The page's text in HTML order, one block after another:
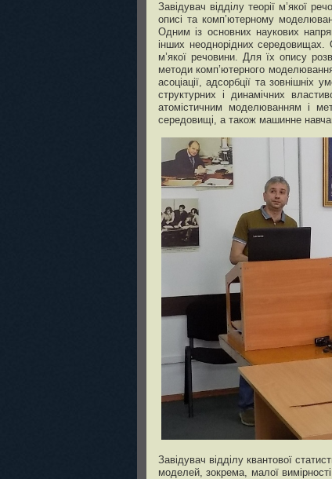
Завідувач відділу теорії м’якої
описі та комп’ютерному
Одним із основних наукових
інших неоднорідних середовищах.
м’якої речовини. Для їх опису
методи комп’ютерного
асоціації, адсорбції та
структурних і динамічних
атомістичним моделюванням і
середовищі, а також машинне
Завідувач відділу квантової
моделей, зокрема, малої